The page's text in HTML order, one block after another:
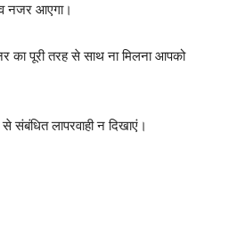
नजर आएगा।
का पूरी तरह से साथ ना मिलना आपको
संबंधित लापरवाही न दिखाएं।